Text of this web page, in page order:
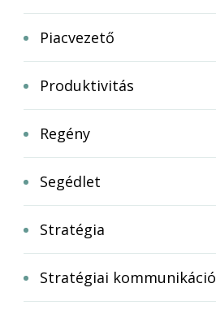
Piacvezető
Produktivitás
Regény
Segédlet
Stratégia
Stratégiai kommunikáció